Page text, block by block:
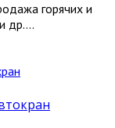
горячих и
др....